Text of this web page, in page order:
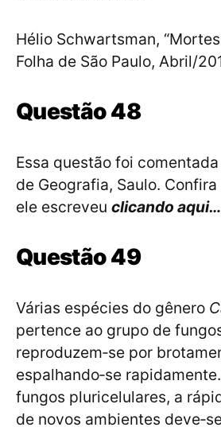
Hélio Schwartsman,
Folha de São Paulo, Abril/
Questão 48
Essa questão foi
de Geografia, Saulo.
ele escreveu clicando aqui…
Questão 49
Várias espécies do gênero
pertence ao grupo de
reproduzem‐se por
espalhando‐se
fungos pluricelulares, a
de novos ambientes